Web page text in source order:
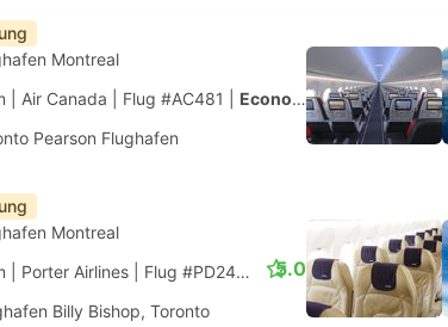
Montreal
| Air Canada Flug #AC481 Economy
Pearson Flughafen
Montreal
| Porter Airlines Flug #PD2452 |Economy
Billy Bishop, Toronto
5.0